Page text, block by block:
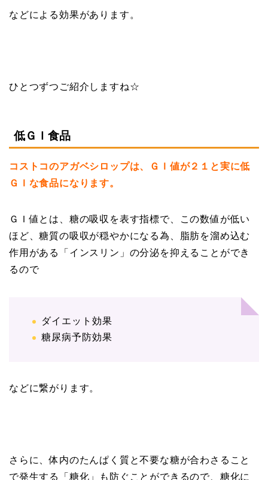
などによる効果があります。
ひとつずつご紹介しますね☆
低ＧＩ食品
コストコのアガベシロップは、ＧＩ値が２１と実に低
ＧＩな食品になります。
ＧＩ値とは、糖の吸収を表す指標で、この数値が低い
ほど、糖質の吸収が穏やかになる為、脂肪を溜め込む
作用がある「インスリン」の分泌を抑えることができ
るので
ダイエット効果
糖尿病予防効果
などに繋がります。
さらに、体内のたんぱく質と不要な糖が合わさること
で発生する「糖化」も防ぐことができるので、糖化に